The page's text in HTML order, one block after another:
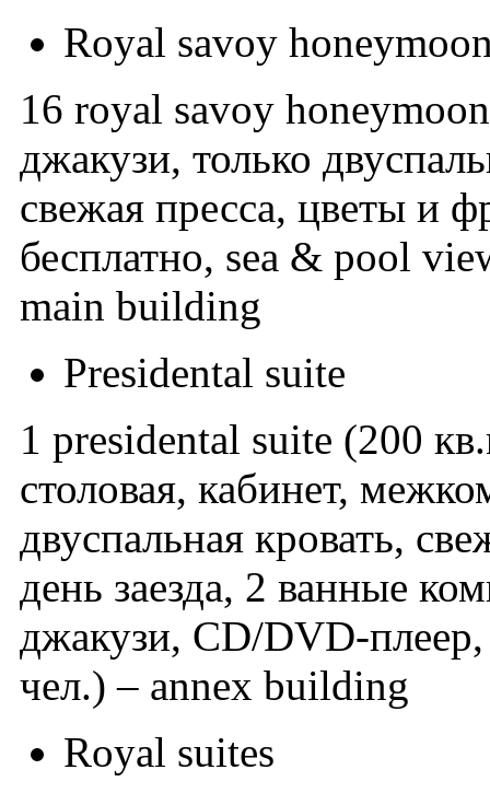
Royal savoy
16 royal savoy
джакузи, только
свежая пресса, цветы и
бесплатно, sea & pool
main building
Presidental suite
1 presidental suite (200
столовая, кабинет,
двуспальная кровать,
день заезда, 2 ванные
джакузи, CD/DVD-
чел.) – annex building
Royal suites